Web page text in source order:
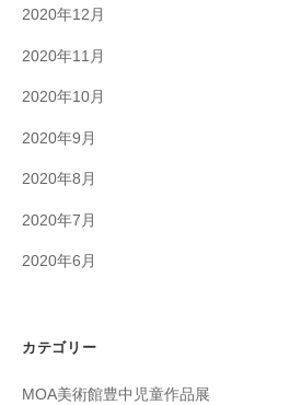
2020年12月
2020年11月
2020年10月
2020年9月
2020年8月
2020年7月
2020年6月
カテゴリー
MOA美術館豊中児童作品展